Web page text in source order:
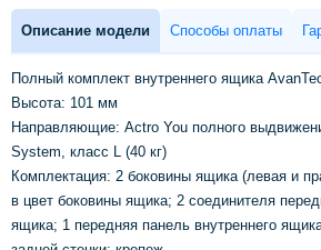
Описание модели Способы оплаты
Полный комплект внутреннего ящика
Высота: 101 мм
Направляющие: Actro You полного
System, класс L (40 кг)
Комплектация: 2 боковины ящика (левая и
в цвет боковины ящика; 2 соединителя
ящика; 1 передняя панель внутреннего